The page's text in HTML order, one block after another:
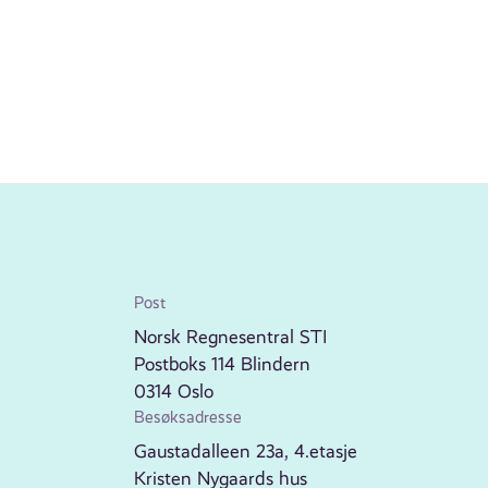
Post
Norsk Regnesentral STI
Postboks 114 Blindern
0314 Oslo
Besøksadresse
Gaustadalleen 23a, 4.etasje
Kristen Nygaards hus